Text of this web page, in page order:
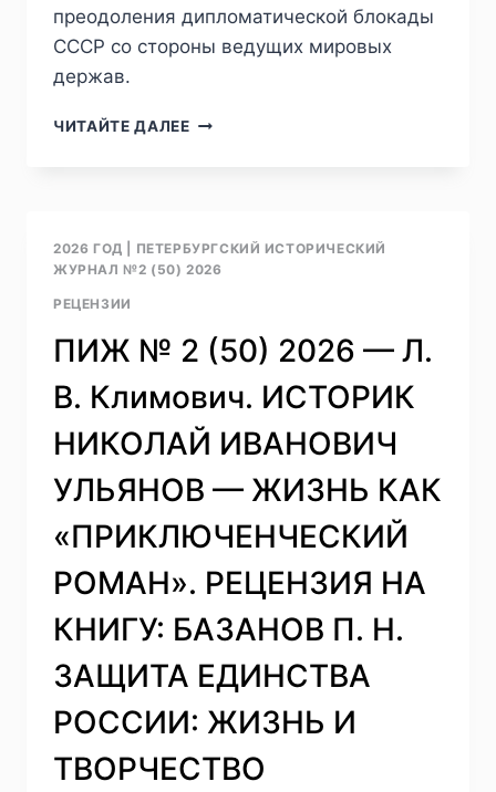
преодоления дипломатической блокады
СССР со стороны ведущих мировых
держав.
ЧИТАЙТЕ ДАЛЕЕПИЖ
П.
НА
С
ПУБЛИКАЦИЕЙ
ИСТОЧНИКОВ:
Е.С.
В
СОВЕТСКОЙ
И
1921-
ГОДЫ.
ВЕСЬ
2026 ГОД
ПЕТЕРБУРГСКИЙ ИСТОРИЧЕСКИЙ
ЖУРНАЛ №2 (50) 2026
РЕЦЕНЗИИ
ПИЖ № 2 (50) 2026 — Л.
В. Климович. ИСТОРИК
НИКОЛАЙ ИВАНОВИЧ
УЛЬЯНОВ — ЖИЗНЬ КАК
«ПРИКЛЮЧЕНЧЕСКИЙ
РОМАН». РЕЦЕНЗИЯ НА
КНИГУ: БАЗАНОВ П. Н.
ЗАЩИТА ЕДИНСТВА
РОССИИ: ЖИЗНЬ И
ТВОРЧЕСТВО